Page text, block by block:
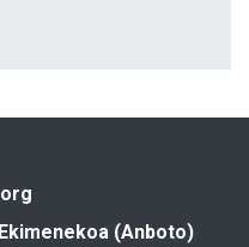
(Anboto)